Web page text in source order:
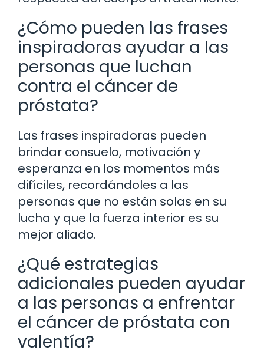
¿Cómo pueden las frases
inspiradoras ayudar a las
personas que luchan
contra el cáncer de
próstata?
Las frases inspiradoras pueden
brindar consuelo, motivación y
esperanza en los momentos más
difíciles, recordándoles a las
personas que no están solas en su
lucha y que la fuerza interior es su
mejor aliado.
¿Qué estrategias
adicionales pueden ayudar
a las personas a enfrentar
el cáncer de próstata con
valentía?